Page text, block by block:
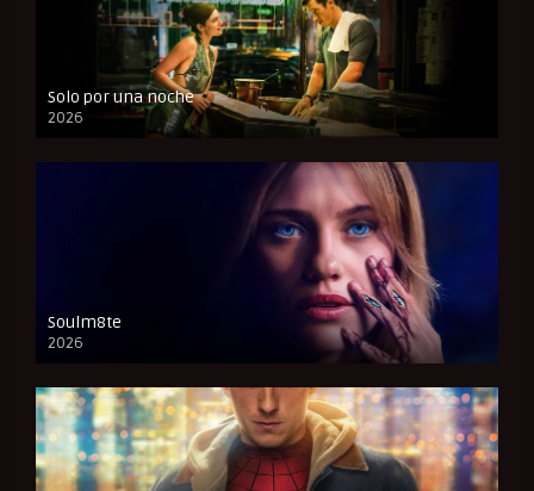
Solo por una noche
2026
CAM
Soulm8te
2026
FULL HD